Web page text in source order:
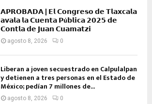
𝗔𝗣𝗥𝗢𝗕𝗔𝗗𝗔 | 𝗘𝗹 𝗖𝗼𝗻𝗴𝗿𝗲𝘀𝗼 𝗱𝗲 𝗧𝗹𝗮𝘅𝗰𝗮𝗹𝗮
𝗮𝘃𝗮𝗹𝗮 𝗹𝗮 𝗖𝘂𝗲𝗻𝘁𝗮 𝗣ú𝗯𝗹𝗶𝗰𝗮 𝟮𝟬𝟮𝟱 𝗱𝗲
𝗖𝗼𝗻𝘁𝗹𝗮 𝗱𝗲 𝗝𝘂𝗮𝗻 𝗖𝘂𝗮𝗺𝗮𝘁𝘇𝗶
agosto 8, 2026 0
Liberan a joven secuestrado en Calpulalpan
y detienen a tres personas en el Estado de
México; pedían 7 millones de...
agosto 8, 2026 0